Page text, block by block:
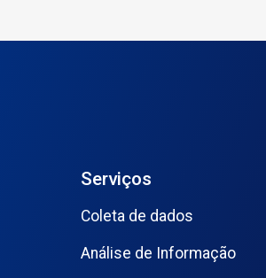
Serviços
Coleta de dados
Análise de Informação